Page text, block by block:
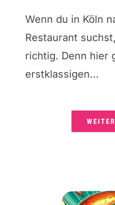
Wenn du in Köln
Restaurant
richtig. Denn hier
erstklassigen...